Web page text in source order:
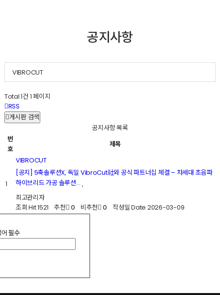
공지사항
VIBROCUT
Total 1건 1 페이지
RSS
게시판 검색
공지사항 목록
번
호
제목
1
VIBROCUT
[공지] 5축솔루션X, 독일 VibroCut社와 공식 파트너십 체결 – 차세대 초음파
하이브리드 가공 솔루션…
최고관리자
조회Hit 1521추천 0 비추천 0 작성일Date 2026-03-09
필수